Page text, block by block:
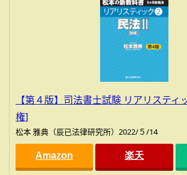
【第４版】司法書士試験 リアリステ
権]
松本 雅典（辰已法律研究所）2022/５/14
Amazon 楽天